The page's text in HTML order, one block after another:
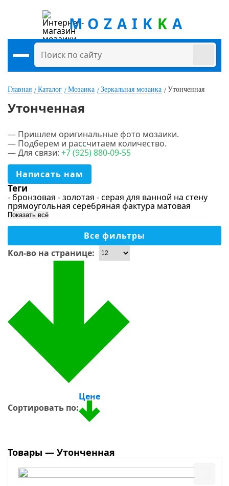
MOZAIK K A
Главная Каталог Мозаика Зеркальная мозаика Утонченная
Утонченная
Цена
Цвет
Бежевый
Синий
Бирюзовый
Перламутровый
Золотой
Светло-серый
Красный
Фиолетовый
Сиреневый
Материал
Стекло
Керамика
Стекломасса
Ракушка
Стекло-камень
Форма чипа
— Пришлем оригинальные фото мозаики.
— Подберем и рассчитаем количество.
— Для связи: +7(925) 880-09-55
Написать нам
Теги
- бронзовая - золотая - серая для ванной на стену
прямоугольная серебряная фактура матовая
Показать всё
Все фильтры
Кол-во на странице:
Сортировать по:
Цене
Товары — Утонченная